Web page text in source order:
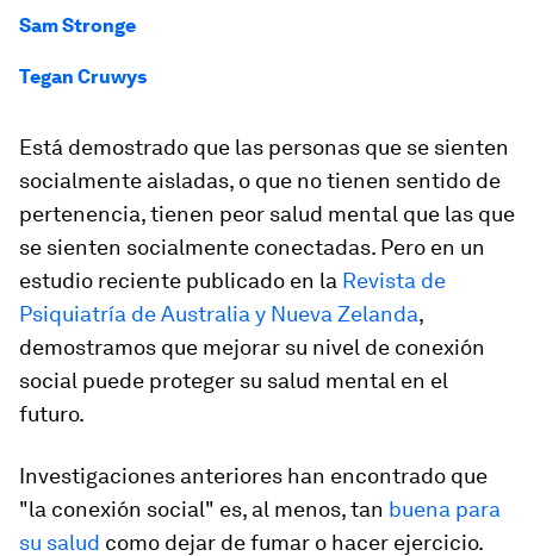
Sam Stronge
Tegan Cruwys
Está demostrado que las personas que se sienten
socialmente aisladas, o que no tienen sentido de
pertenencia, tienen peor salud mental que las que
se sienten socialmente conectadas. Pero en un
estudio reciente publicado en la Revista de
Psiquiatría de Australia y Nueva Zelanda,
demostramos que mejorar su nivel de conexión
social puede proteger su salud mental en el
futuro.
Investigaciones anteriores han encontrado que
"la conexión social" es, al menos, tan buena para
su salud como dejar de fumar o hacer ejercicio.